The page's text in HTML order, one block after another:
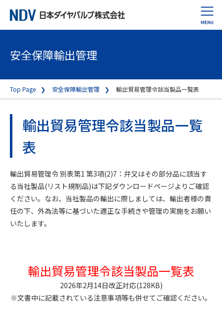
安全保障輸出管理
Top Page 安全保障輸出管理 輸出貿易管理令該当製品一覧表
輸出貿易管理令該当製品一覧
表
輸出貿易管理令 別表第1 第3項(2)7：弁又はその部分品に該当す
る当社製品(リスト規制品)は下記ダウンロードページよりご確認
ください。なお、当社製品の輸出に際しましては、輸出者様の責
任の下、外為法等に基づいた適正な手続きや管理の実施をお願い
いたします。
輸出貿易管理令該当製品一覧表
2026年2月14日改正対応(128KB)
※文書中に記載されている注意事項等も併せてご確認ください。